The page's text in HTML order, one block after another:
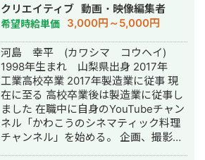
スし、バックエンドのサービスの集客
にYouTubeを活用したことで1年間の売
上約700万円を達成することができま
した。 自分のYouTubeに対するノウハ
ウがどれだけのものなのか検証するた
めに別名義・声出しなしで動画を投稿
したところ、2ヶ月間13本で登録者数
は2,000人 総再生回数は34万回を達成
することができました。 【強み】 エン
ジニア出身なこともあり、再生回数や
投稿日のデータを一括取得できるマク
クリエイティブ 動画・映像編集者
希望時給単価 3,000円～5,000円
河島 幸平 (カワシマ コウヘイ)
1998年生まれ 山梨県出身 2017年
工業高校卒業 2017年製造業に従事 現
在に至る 高校卒業後は製造業に従事し
ました 在職中に自身のYouTubeチャン
ネル「かわこうのシネマティック料理
チャンネル」を始める。 企画、撮影